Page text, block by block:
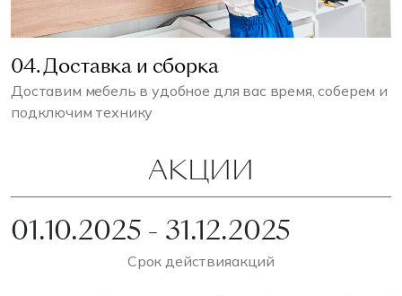
04. Доставка и сборка
Доставим мебель в удобное для вас время, соберем и
подключим технику
АКЦИИ
01.10.2025 - 31.12.2025
Срок действияакций